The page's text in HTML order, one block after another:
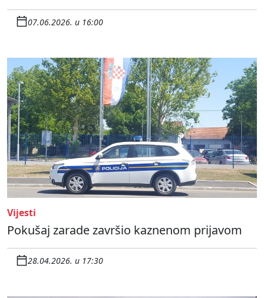
07.06.2026. u 16:00
Vijesti
Pokušaj zarade završio kaznenom prijavom
28.04.2026. u 17:30